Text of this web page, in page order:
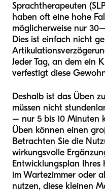
Sprachtherapeuten
haben oft eine hohe
möglicherweise nur
Dies ist einfach nicht
Jeder Tag, an dem ein
verfestigt diese
Deshalb ist das Üben
müssen nicht
– nur 5 bis 10 Minuten
Üben können einen
Betrachten Sie die
wirkungsvolle
Entwicklungsplan Ihres
im Wartezimmer oder
nutzen, diese kleinen